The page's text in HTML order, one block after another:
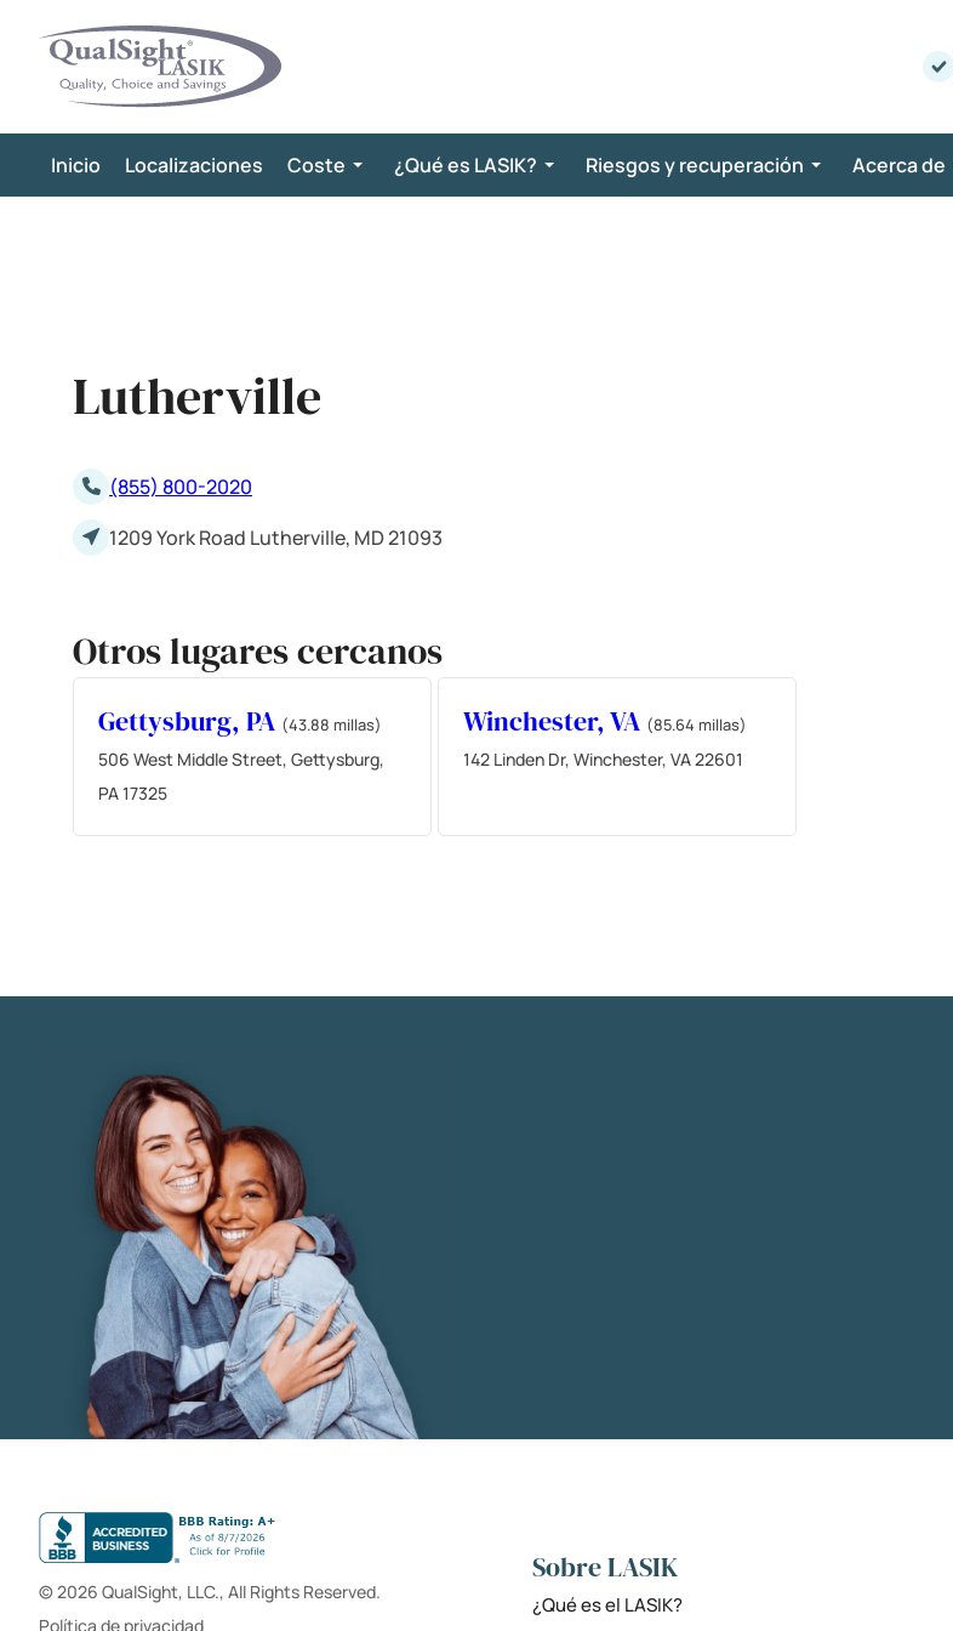
contenido
Inicio Localizaciones Coste ¿Qué es LASIK? Riesgos y recuperación Acerca de
Lutherville
(855) 800-2020
1209 York Road Lutherville, MD 21093
Otros lugares cercanos
Gettysburg, PA (43.88 millas)
506 West Middle Street, Gettysburg,
PA 17325
Winchester, VA (85.64 millas)
142 Linden Dr, Winchester, VA 22601
© 2026 QualSight, LLC., All Rights Reserved.
Política de privacidad
Sobre LASIK
¿Qué es el LASIK?